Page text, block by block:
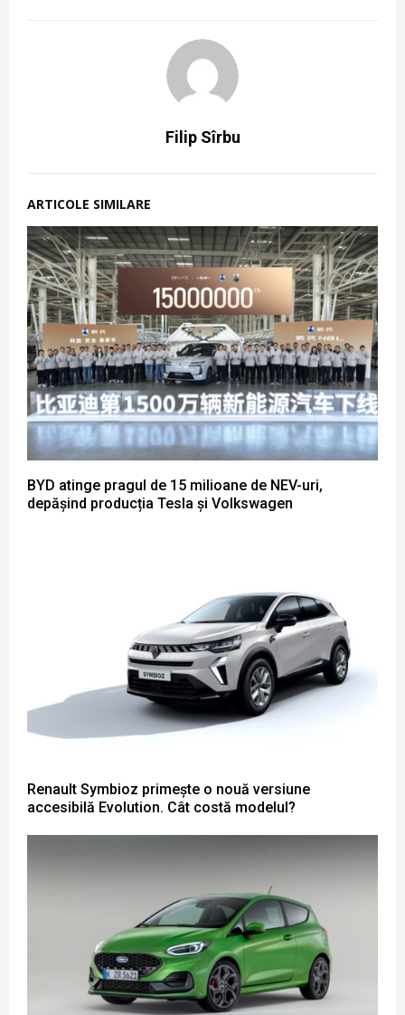
Filip Sîrbu
ARTICOLE SIMILARE
BYD atinge pragul de 15 milioane de NEV-uri,
depășind producția Tesla și Volkswagen
Renault Symbioz primește o nouă versiune
accesibilă Evolution. Cât costă modelul?